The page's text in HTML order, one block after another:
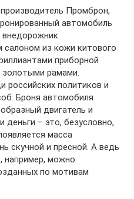
Промброн,
автомобиль
внедорожник
салоном из кожи китового
приборной
золотыми рамами.
российских политиков и
Броня автомобиля
двигатель и
деньги – это, безусловно,
масса
скучной и пресной. А ведь
например, можно
по мотивам